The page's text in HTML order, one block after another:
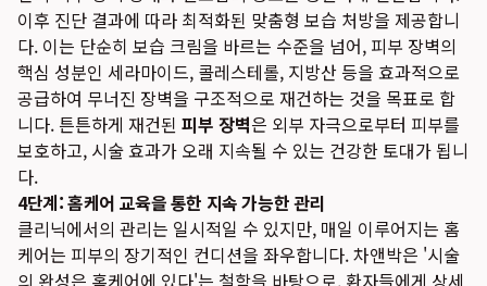
이후 진단 결과에 따라 최적화된 맞춤형 보습 처방을 제공합니
다. 이는 단순히 보습 크림을 바르는 수준을 넘어, 피부 장벽의
핵심 성분인 세라마이드, 콜레스테롤, 지방산 등을 효과적으로
공급하여 무너진 장벽을 구조적으로 재건하는 것을 목표로 합
니다. 튼튼하게 재건된 피부 장벽은 외부 자극으로부터 피부를
보호하고, 시술 효과가 오래 지속될 수 있는 건강한 토대가 됩니
다.
4단계: 홈케어 교육을 통한 지속 가능한 관리
클리닉에서의 관리는 일시적일 수 있지만, 매일 이루어지는 홈
케어는 피부의 장기적인 컨디션을 좌우합니다. 차앤박은 '시술
의 완성은 홈케어에 있다'는 철학을 바탕으로, 환자들에게 상세